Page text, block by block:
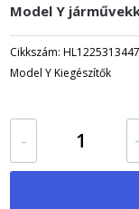
Model Y
Cikkszám:HL1225313447
Model Y Kiegészítők
-
szellőző